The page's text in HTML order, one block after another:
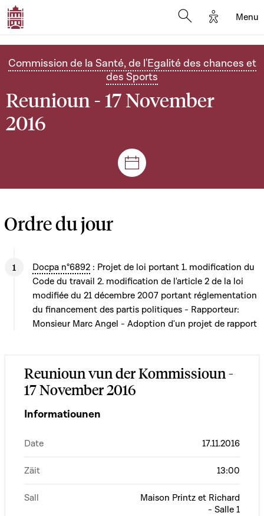
Options
Menu
Commission de la Santé, de l'Egalité des chances et
des Sports
Reunioun - 17 November
2016
Sëtzungen a Reuniounen
Ordre du jour
Docpa n°6892 : Projet de loi portant 1. modification du
Code du travail 2. modification de l'article 2 de la loi
modifiée du 21 décembre 2007 portant réglementation
du financement des partis politiques - Rapporteur:
Monsieur Marc Angel - Adoption d'un projet de rapport
Reunioun vun der Kommissioun -
17 November 2016
Informatiounen
Date 17.11.2016
Zäit 13:00
Sall
Maison Printz et Richard
- Salle 1